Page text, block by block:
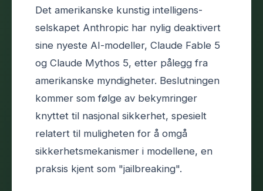
Det amerikanske kunstig intelligens-
selskapet Anthropic har nylig deaktivert
sine nyeste AI-modeller, Claude Fable 5
og Claude Mythos 5, etter pålegg fra
amerikanske myndigheter. Beslutningen
kommer som følge av bekymringer
knyttet til nasjonal sikkerhet, spesielt
relatert til muligheten for å omgå
sikkerhetsmekanismer i modellene, en
praksis kjent som "jailbreaking".